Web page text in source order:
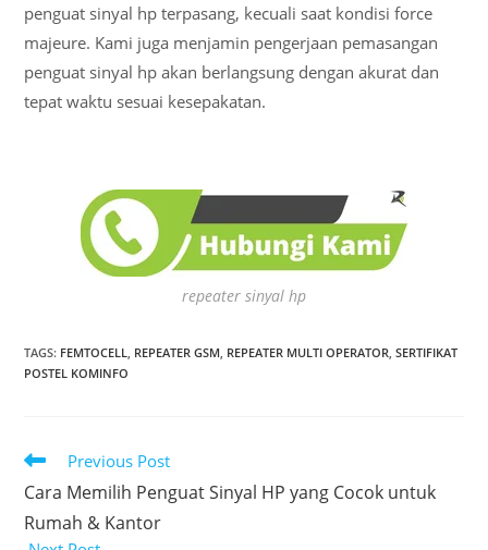
penguat sinyal hp terpasang, kecuali saat kondisi force
majeure. Kami juga menjamin pengerjaan pemasangan
penguat sinyal hp akan berlangsung dengan akurat dan
tepat waktu sesuai kesepakatan.
repeater sinyal hp
TAGS: FEMTOCELL REPEATER GSM REPEATER MULTI OPERATOR SERTIFIKAT
POSTEL KOMINFO
Read
articles
Previous Post
Cara Memilih Penguat Sinyal HP yang Cocok untuk
Rumah & Kantor